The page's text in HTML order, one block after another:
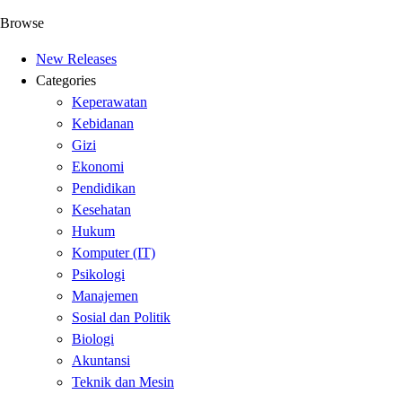
Browse
New Releases
Categories
Keperawatan
Kebidanan
Gizi
Ekonomi
Pendidikan
Kesehatan
Hukum
Komputer (IT)
Psikologi
Manajemen
Sosial dan Politik
Biologi
Akuntansi
Teknik dan Mesin